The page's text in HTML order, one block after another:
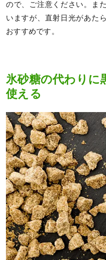
ので、ご注意ください。ま
いますが、直射日光があた
おすすめです。
氷砂糖の代わりに
使える